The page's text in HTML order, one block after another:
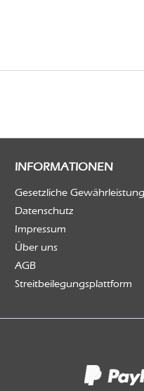
INFORMATIONEN
Gesetzliche Gewährleistung
Datenschutz
Impressum
Über uns
AGB
Streitbeilegungsplattform